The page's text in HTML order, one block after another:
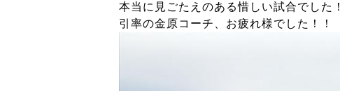
本当に見ごたえのある惜しい試合でした！
引率の金原コーチ、お疲れ様でした！！